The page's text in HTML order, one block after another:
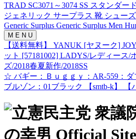
TRAD SC3071～3074 SS スタンダー
ジェネリック サープラス 靴 シュー
Generic Surplus Generic Surplus Men
M E N U
【送料無料】 YANUK [ヤヌーク]
ット [57181002] LADYS/レディース/
ズ/2018春夏新作/2018SS
☆ バギー：Ｂｕｇｇｙ：AR-559：
ブルゾン：01ブラック 【smtb-k】 【